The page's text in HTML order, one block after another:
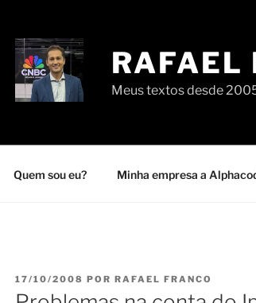
RAFAEL
Meus textos desde
Quem sou eu? Minha empresa a
PUBLICADO
EM
17/10/2008 POR RAFAEL FRANCO